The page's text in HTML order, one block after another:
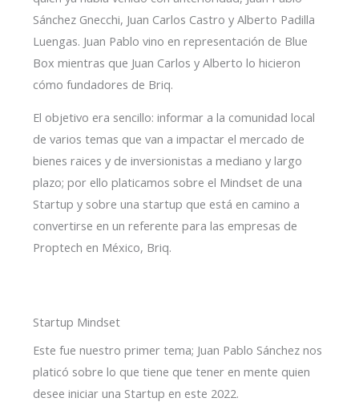
Sánchez Gnecchi, Juan Carlos Castro y Alberto Padilla
Luengas. Juan Pablo vino en representación de Blue
Box mientras que Juan Carlos y Alberto lo hicieron
cómo fundadores de Briq.
El objetivo era sencillo: informar a la comunidad local
de varios temas que van a impactar el mercado de
bienes raices y de inversionistas a mediano y largo
plazo; por ello platicamos sobre el Mindset de una
Startup y sobre una startup que está en camino a
convertirse en un referente para las empresas de
Proptech en México, Briq.
Startup Mindset
Este fue nuestro primer tema; Juan Pablo Sánchez nos
platicó sobre lo que tiene que tener en mente quien
desee iniciar una Startup en este 2022.